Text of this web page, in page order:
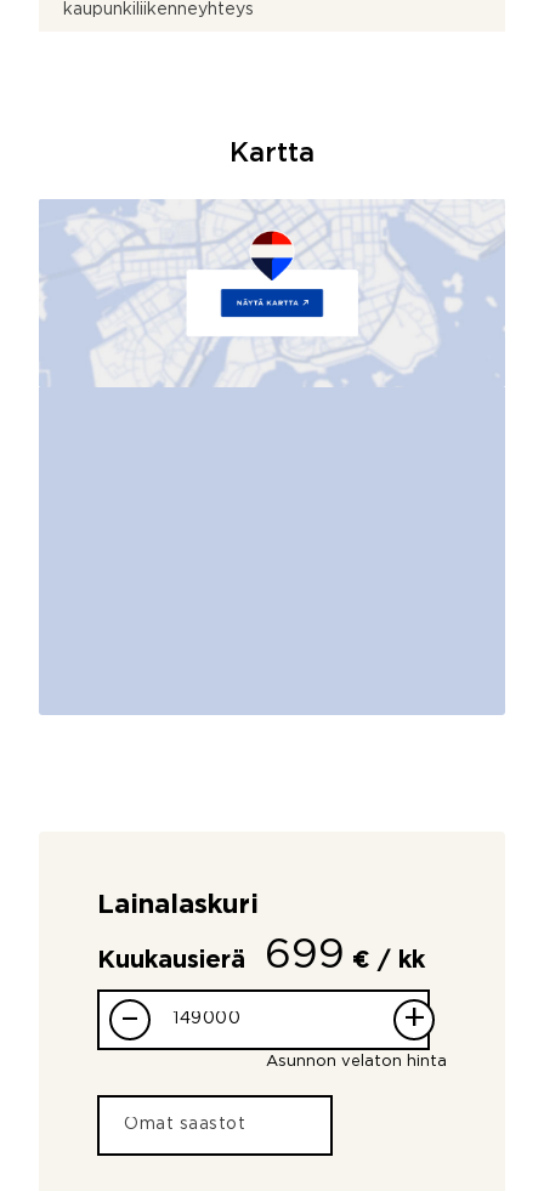
kaupunkiliikenneyhteys
Kartta
Lainalaskuri
Kuukausierä 699 € / kk
– +
Asunnon velaton hinta